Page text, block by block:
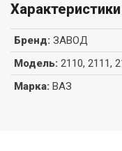
Характеристики
Бренд: ЗАВОД
Модель: 2110, 2111,
Марка: ВАЗ